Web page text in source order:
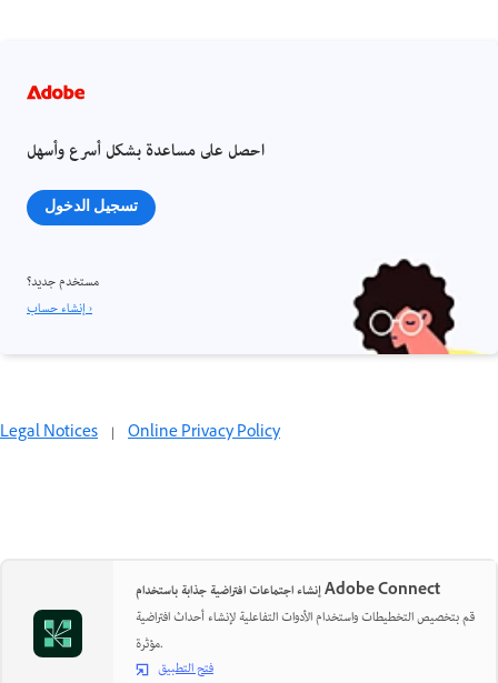
احصل على مساعدة بشكل أسرع وأسهل
تسجيل الدخول
مستخدم جديد؟
إنشاء حساب ›
Legal Notices | Online Privacy Policy
إنشاء اجتماعات افتراضية جذابة باستخدام Adobe Connect
قم بتخصيص التخطيطات واستخدام الأدوات التفاعلية لإنشاء أحداث افتراضية
مؤثرة.
فتح التطبيق